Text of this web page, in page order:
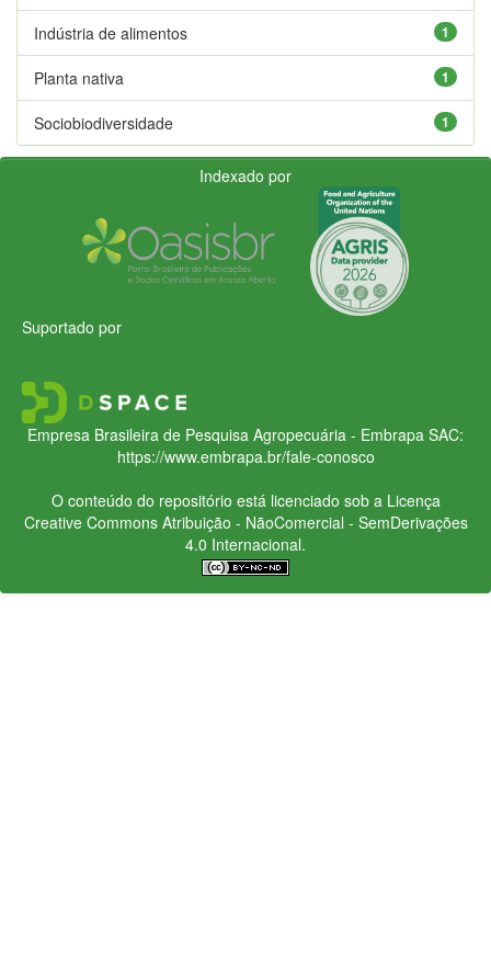
1
Indústria de alimentos
1
Planta nativa
1
Sociobiodiversidade
Indexado por
Suportado por
Empresa Brasileira de Pesquisa Agropecuária - Embrapa SAC:
https://www.embrapa.br/fale-conosco
O conteúdo do repositório está licenciado sob a Licença
Creative CommonsAtribuição - NãoComercial - SemDerivações
4.0 Internacional.